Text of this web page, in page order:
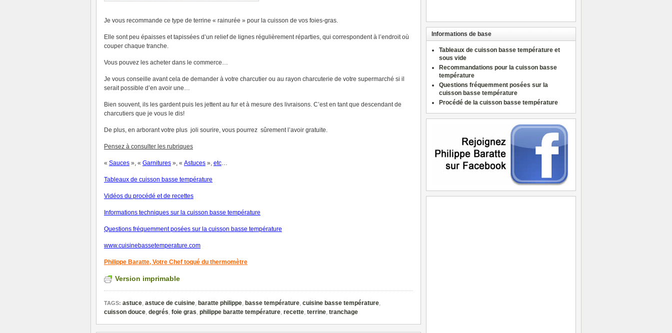
Je vous recommande ce type de terrine « rainurée » pour la cuisson de vos foies-gras.
Elle sont peu épaisses et tapissées d’un relief de lignes régulièrement réparties, qui correspondent à l’endroit où
couper chaque tranche.
Vous pouvez les acheter dans le commerce…
Je vous conseille avant cela de demander à votre charcutier ou au rayon charcuterie de votre supermarché si il
serait possible d’en avoir une…
Bien souvent, ils les gardent puis les jettent au fur et à mesure des livraisons. C’est en tant que descendant de
charcutiers que je vous le dis!
De plus, en arborant votre plus joli sourire, vous pourrez sûrement l’avoir gratuite.
Pensez à consulter les rubriques
« Sauces », « Garnitures », « Astuces », etc…
Tableaux de cuisson basse température
Vidéos du procédé et de recettes
Informations techniques sur la cuisson basse température
Questions fréquemment posées sur la cuisson basse température
www.cuisinebassetemperature.com
Philippe Baratte, Votre Chef toqué du thermomètre
Version imprimable
TAGS: astuce, astuce de cuisine, baratte philippe, basse température, cuisine basse température,
cuisson douce, degrés, foie gras, philippe baratte température, recette, terrine, tranchage
Informations de base
Tableaux de cuisson basse température et
sous vide
Recommandations pour la cuisson basse
température
Questions fréquemment posées sur la
cuisson basse température
Procédé de la cuisson basse température